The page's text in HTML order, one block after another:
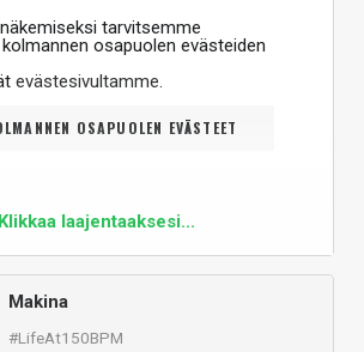
tarvitsemme
osapuolen evästeiden
evästesivultamme.
OSAPUOLEN EVÄSTEET
Klikkaa laajentaaksesi...
Makina
#LifeAt150BPM